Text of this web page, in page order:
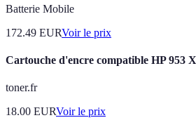
Batterie Mobile
172.49 EURVoir le prix
Cartouche d'encre compatible HP 953
toner.fr
18.00 EURVoir le prix